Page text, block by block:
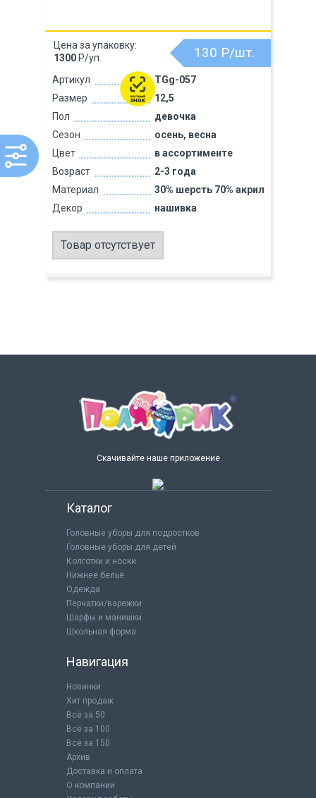
Артикул
TGg-057
Размер
12,5
Пол
девочка
Сезон
осень, весна
Цвет
в ассортименте
Возраст
2-3 года
Материал
30% шерсть 70% акрил
Декор
нашивка
130 Р/шт.
Цена за упаковку:
1300 Р/уп.
Товар отсутствует
Скачивайте наше приложение
Каталог
Головные уборы для подростков
Головные уборы для детей
Колготки и носки
Нижнее бельё
Одежда
Перчатки/варежки
Шарфы и манишки
Школьная форма
Навигация
Новинки
Хит продаж
Всё за 50
Всё за 100
Всё за 150
Архив
Доставка и оплата
О компании